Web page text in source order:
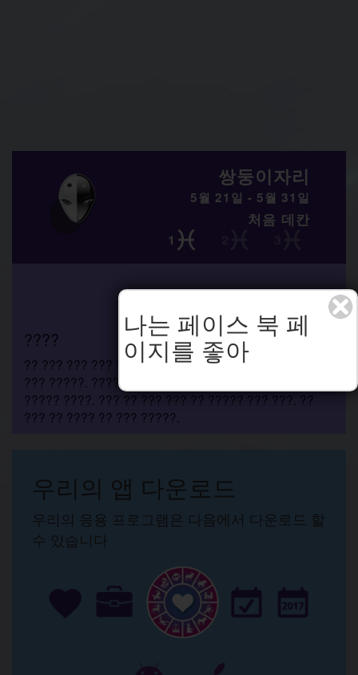
쌍둥이자리
5월 21일 - 5월 31일
처음 데칸
????
?? ??? ??? ??? ??? ???? ???. ??? ????? ??? ??? ??
??? ?????. ???? ????. ? ??? ???? ?? ??????. ????
????? ????. ??? ?? ??? ??? ?? ????? ??? ???. ??
??? ?? ???? ?? ??? ?????.
우리의 앱 다운로드
우리의 응용 프로그램은 다음에서 다운로드 할
수 있습니다
나는 페이스 북 페
이지를 좋아